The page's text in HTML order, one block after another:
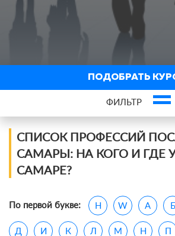
СПИСОК ПРОФЕССИЙ
САМАРЫ: НА КОГО И ГДЕ
САМАРЕ?
По первой букве: H W А Б
Д И К Л М Н П
ПОДОБРАТЬ
ФИЛЬТР
Профессии по сферам
IT
Красота и здоровье